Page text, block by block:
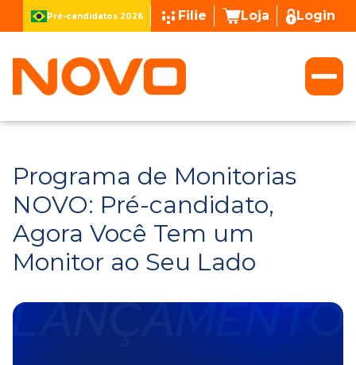
Pré-candidatos 2026 Filie Loja Login
Programa de Monitorias
NOVO: Pré-candidato,
Agora Você Tem um
Monitor ao Seu Lado